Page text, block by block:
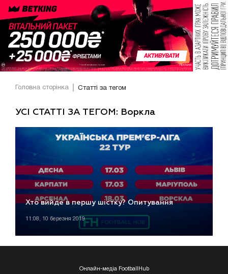
Головна сторінка Статті за тегом
УСІ СТАТТІ ЗА ТЕГОМ: Воркла
Хто вийде в першу шістку? Опитування
11:08, 10 березня 2019
Онлайн-медіа FootballHub